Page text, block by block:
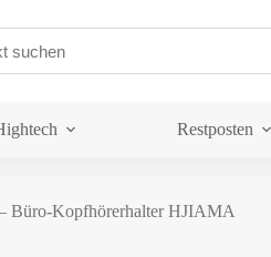
Restposten
Büro-Kopfhörerhalter HJIAMA